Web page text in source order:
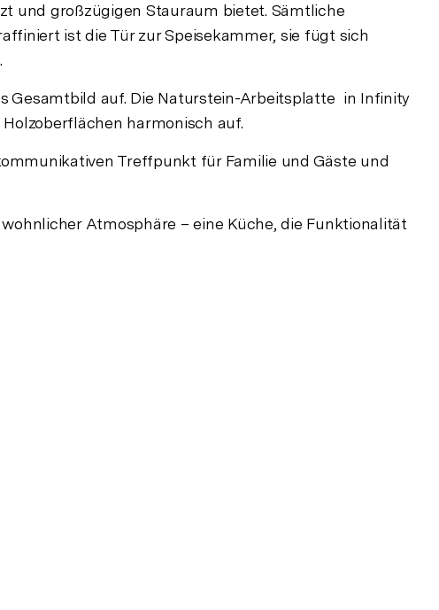
und großzügigen Stauraum bietet. Sämtliche
ist die Tür zur Speisekammer, sie fügt sich
Gesamtbild auf. Die Naturstein-Arbeitsplatte in Infinity
harmonisch auf.
Treffpunkt für Familie und Gäste und
Atmosphäre – eine Küche, die Funktionalität